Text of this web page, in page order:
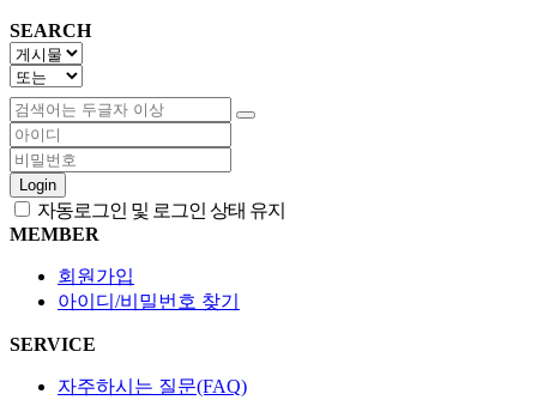
SEARCH
Login
자동로그인 및 로그인 상태 유지
MEMBER
회원가입
아이디/비밀번호 찾기
SERVICE
자주하시는 질문(FAQ)